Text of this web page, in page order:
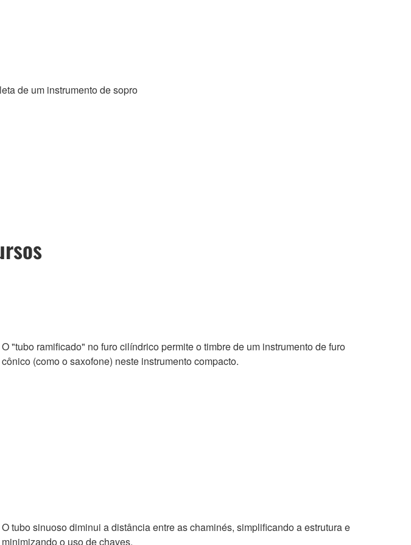
de um instrumento de sopro
O "tubo ramificado" no furo cilíndrico permite o timbre de um instrumento de furo
cônico (como o saxofone) neste instrumento compacto.
O tubo sinuoso diminui a distância entre as chaminés, simplificando a estrutura e
minimizando o uso de chaves.